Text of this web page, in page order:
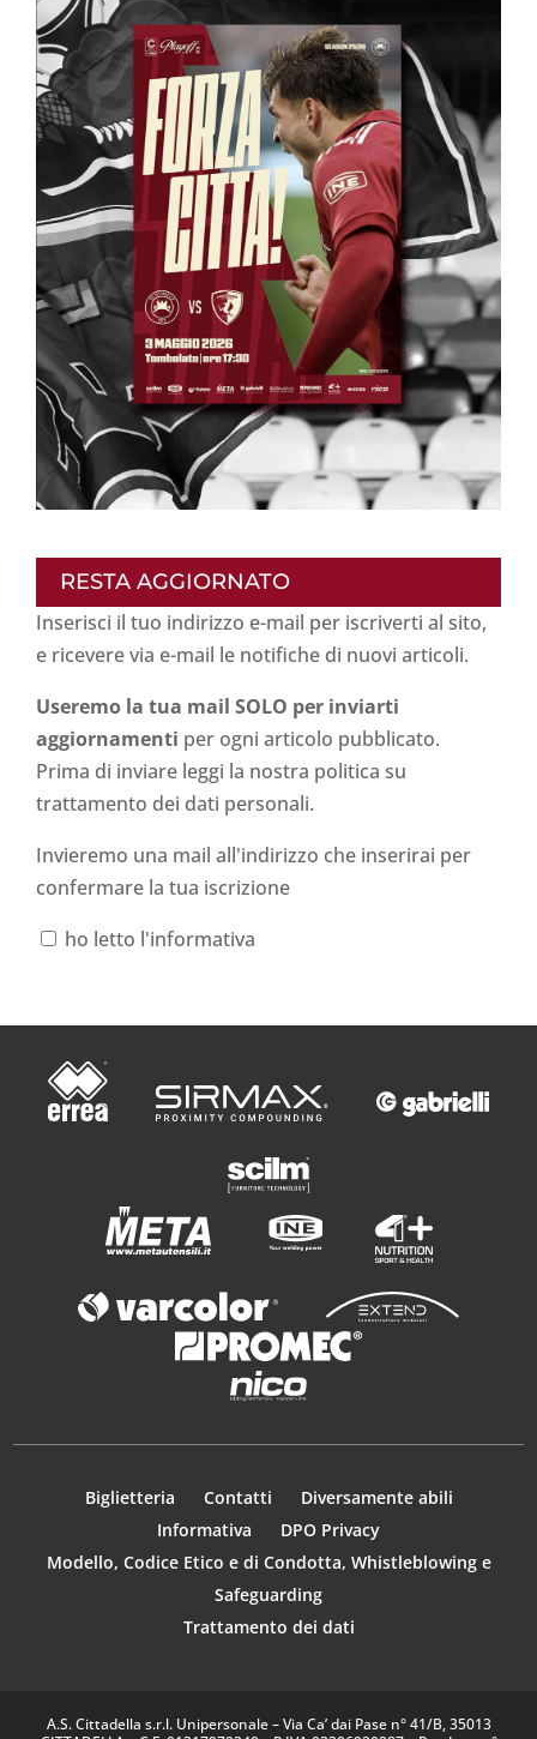
RESTA AGGIORNATO
Inserisci il tuo indirizzo e-mail per iscriverti al sito,
e ricevere via e-mail le notifiche di nuovi articoli.
Useremo la tua mail SOLO per inviarti
aggiornamenti per ogni articolo pubblicato.
Prima di inviare leggi la nostra politica su
trattamento dei dati personali.
Invieremo una mail all'indirizzo che inserirai per
confermare la tua iscrizione
ho letto l'informativa
Biglietteria Contatti
Diversamente abili
Informativa
DPO Privacy
Modello, Codice Etico e di Condotta, Whistleblowing e
Safeguarding
Trattamento dei dati
A.S. Cittadella s.r.l. Unipersonale – Via Ca’ dai Pase n° 41/B, 35013